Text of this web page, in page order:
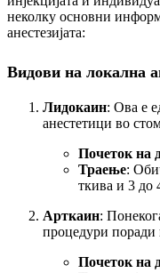
неколку основни
анестезијата:
Видови на локална
Лидокаин: Ова е
анестетици во
Почеток на
Траење:
ткива и 3 до
Арткаин:
процедури поради
Почеток на